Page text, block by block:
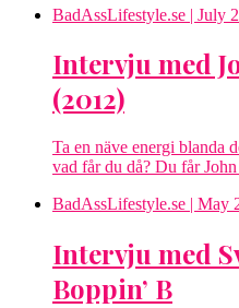
BadAssLifestyle.se | July
Intervju med
(2012)
Ta en näve energi blanda
vad får du då? Du får
BadAssLifestyle.se | May
Intervju med
Boppin’ B